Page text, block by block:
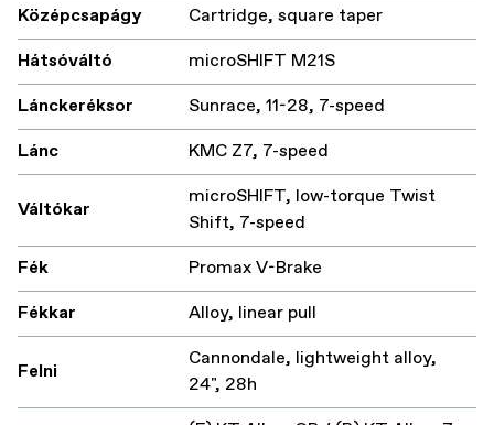
Középcsapágy
Cartridge, square taper
Hátsóváltó
microSHIFT M21S
Lánckeréksor
Sunrace, 11-28, 7-speed
Lánc
KMC Z7, 7-speed
Váltókar
microSHIFT, low-torque Twist
Shift, 7-speed
Fék
Promax V-Brake
Fékkar
Alloy, linear pull
Felni
Cannondale, lightweight alloy,
24", 28h